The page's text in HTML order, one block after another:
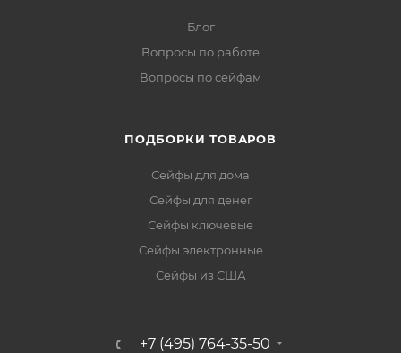
Блог
Вопросы по работе
Вопросы по сейфам
ПОДБОРКИ ТОВАРОВ
Сейфы для дома
Сейфы для денег
Сейфы ключевые
Сейфы электронные
Сейфы из США
+7 (495) 764-35-50